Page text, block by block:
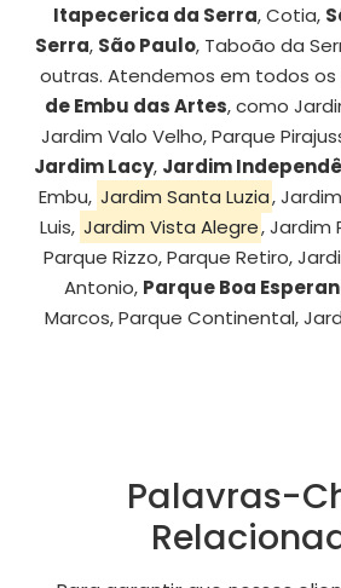
Itapecerica da Serra, Cotia,
Serra, São Paulo, Taboão da
outras. Atendemos em todos os
de Embu das Artes, como
Jardim Valo Velho, Parque
Jardim Lacy, Jardim
Embu, Jardim Santa Luzia,
Luis, Jardim Vista Alegre, Jardim
Parque Rizzo, Parque Retiro,
Antonio, Parque Boa
Marcos, Parque Continental,
Palavras-